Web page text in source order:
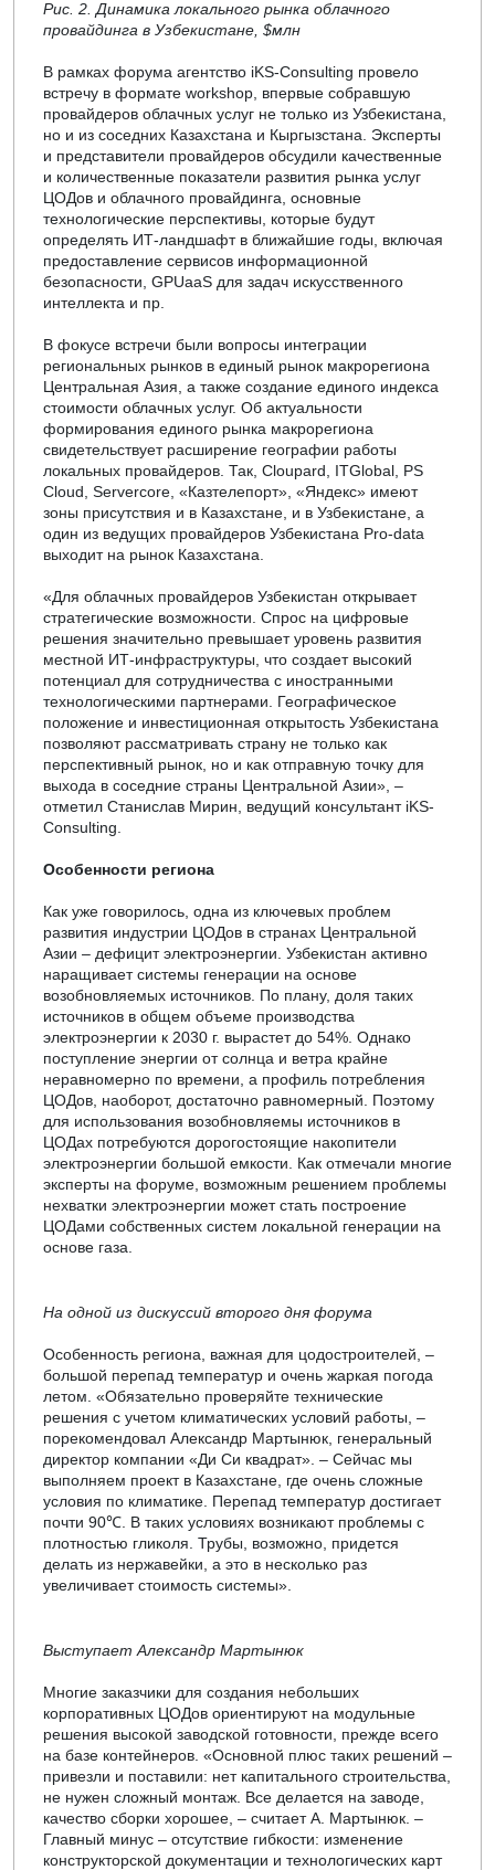
Рис. 2. Динамика локального рынка облачного
провайдинга в Узбекистане, $млн
В рамках форума агентство iKS-Consulting провело
встречу в формате workshop, впервые собравшую
провайдеров облачных услуг не только из Узбекистана,
но и из соседних Казахстана и Кыргызстана. Эксперты
и представители провайдеров обсудили качественные
и количественные показатели развития рынка услуг
ЦОДов и облачного провайдинга, основные
технологические перспективы, которые будут
определять ИТ-ландшафт в ближайшие годы, включая
предоставление сервисов информационной
безопасности, GPUaaS для задач искусственного
интеллекта и пр.
В фокусе встречи были вопросы интеграции
региональных рынков в единый рынок макрорегиона
Центральная Азия, а также создание единого индекса
стоимости облачных услуг. Об актуальности
формирования единого рынка макрорегиона
свидетельствует расширение географии работы
локальных провайдеров. Так, Cloupard, ITGlobal, PS
Cloud, Servercore, «Казтелепорт», «Яндекс» имеют
зоны присутствия и в Казахстане, и в Узбекистане, а
один из ведущих провайдеров Узбекистана Pro-data
выходит на рынок Казахстана.
«Для облачных провайдеров Узбекистан открывает
стратегические возможности. Спрос на цифровые
решения значительно превышает уровень развития
местной ИТ-инфраструктуры, что создает высокий
потенциал для сотрудничества с иностранными
технологическими партнерами. Географическое
положение и инвестиционная открытость Узбекистана
позволяют рассматривать страну не только как
перспективный рынок, но и как отправную точку для
выхода в соседние страны Центральной Азии», –
отметил Станислав Мирин, ведущий консультант iKS-
Consulting.
Особенности региона
Как уже говорилось, одна из ключевых проблем
развития индустрии ЦОДов в странах Центральной
Азии – дефицит электроэнергии. Узбекистан активно
наращивает системы генерации на основе
возобновляемых источников. По плану, доля таких
источников в общем объеме производства
электроэнергии к 2030 г. вырастет до 54%. Однако
поступление энергии от солнца и ветра крайне
неравномерно по времени, а профиль потребления
ЦОДов, наоборот, достаточно равномерный. Поэтому
для использования возобновляемы источников в
ЦОДах потребуются дорогостоящие накопители
электроэнергии большой емкости. Как отмечали многие
эксперты на форуме, возможным решением проблемы
нехватки электроэнергии может стать построение
ЦОДами собственных систем локальной генерации на
основе газа.
На одной из дискуссий второго дня форума
Особенность региона, важная для цодостроителей, –
большой перепад температур и очень жаркая погода
летом. «Обязательно проверяйте технические
решения с учетом климатических условий работы, –
порекомендовал Александр Мартынюк, генеральный
директор компании «Ди Си квадрат». – Сейчас мы
выполняем проект в Казахстане, где очень сложные
условия по климатике. Перепад температур достигает
почти 90℃. В таких условиях возникают проблемы с
плотностью гликоля. Трубы, возможно, придется
делать из нержавейки, а это в несколько раз
увеличивает стоимость системы».
Выступает Александр Мартынюк
Многие заказчики для создания небольших
корпоративных ЦОДов ориентируют на модульные
решения высокой заводской готовности, прежде всего
на базе контейнеров. «Основной плюс таких решений –
привезли и поставили: нет капитального строительства,
не нужен сложный монтаж. Все делается на заводе,
качество сборки хорошее, – считает А. Мартынюк. –
Главный минус – отсутствие гибкости: изменение
конструкторской документации и технологических карт